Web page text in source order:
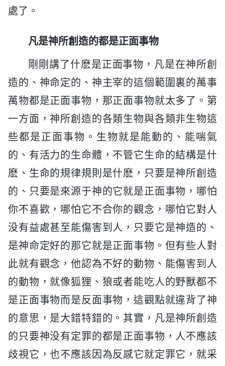
處了。
凡是神所創造的都是正面事物
剛剛講了什麽是正面事物，凡是在神所創
造的、神命定的、神主宰的這個範圍裏的萬事
萬物都是正面事物，那正面事物就太多了。第
一方面，神所創造的各類生物與各類非生物這
些都是正面事物。生物就是能動的、能喘氣
的、有活力的生命體，不管它生命的結構是什
麽、生命的規律規則是什麽，只要是神所創造
的、只要是來源于神的它就是正面事物，哪怕
你不喜歡，哪怕它不合你的觀念，哪怕它對人
没有益處甚至能傷害到人，只要它是神造的、
是神命定好的那它就是正面事物。但有些人對
此就有觀念，他認為不好的動物、能傷害到人
的動物，就像狐狸、狼或者能吃人的野獸都不
是正面事物而是反面事物，這觀點就違背了神
的意思，是大錯特錯的。其實，凡是神所創造
的只要神没有定罪的都是正面事物，人不應該
歧視它，也不應該因為反感它就定罪它，就采